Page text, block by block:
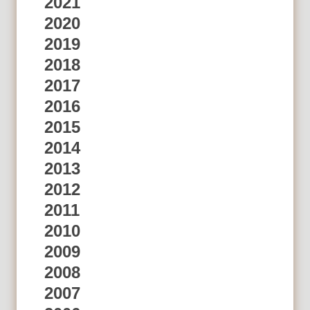
2020
2019
2018
2017
2016
2015
2014
2013
2012
2011
2010
2009
2008
2007